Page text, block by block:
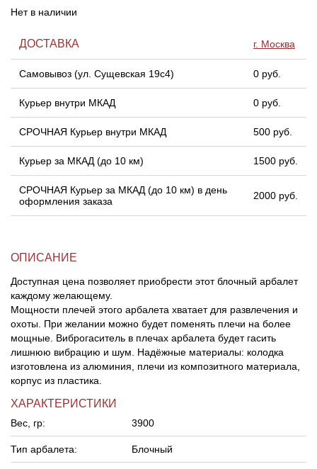
Нет в наличии
ДОСТАВКА г. Москва
Самовывоз (ул. Сущевская 19с4) 0 руб.
Курьер внутри МКАД 0 руб.
СРОЧНАЯ Курьер внутри МКАД 500 руб.
Курьер за МКАД (до 10 км) 1500 руб.
СРОЧНАЯ Курьер за МКАД (до 10 км) в день
оформления заказа
2000 руб.
ОПИСАНИЕ
Доступная цена позволяет приобрести этот блочный арбалет
каждому желающему.
Мощности плечей этого арбалета хватает для развлечения и
охоты. При желании можно будет поменять плечи на более
мощные. Виброгаситель в плечах арбалета будет гасить
лишнюю вибрацию и шум. Надёжные материалы: колодка
изготовлена из алюминия, плечи из композитного материала,
корпус из пластика.
ХАРАКТЕРИСТИКИ
Вес, гр: 3900
Тип арбалета: Блочный
Полочки для лука
Кликеры для лука
Киссеры для лука
Ножи складные